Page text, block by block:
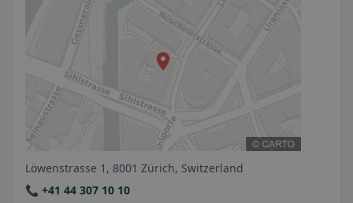
Löwenstrasse 1, 8001 Zürich, Switzerland
📞 +41 44 307 10 10